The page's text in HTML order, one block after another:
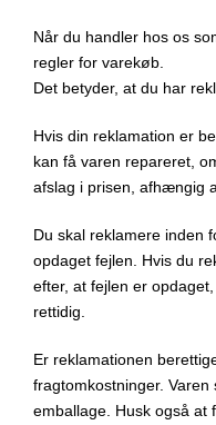
Når du handler hos os
regler for varekøb.
Det betyder, at du har
Hvis din reklamation er
kan få varen repareret,
afslag i prisen, afhængig
Du skal reklamere inden
opdaget fejlen. Hvis du
efter, at fejlen er
rettidig.
Er reklamationen
fragtomkostninger.
emballage. Husk også at